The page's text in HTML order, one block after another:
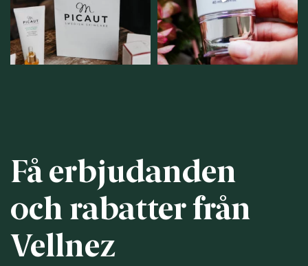
12 0
12 1
Få erbjudanden
och rabatter från
Vellnez